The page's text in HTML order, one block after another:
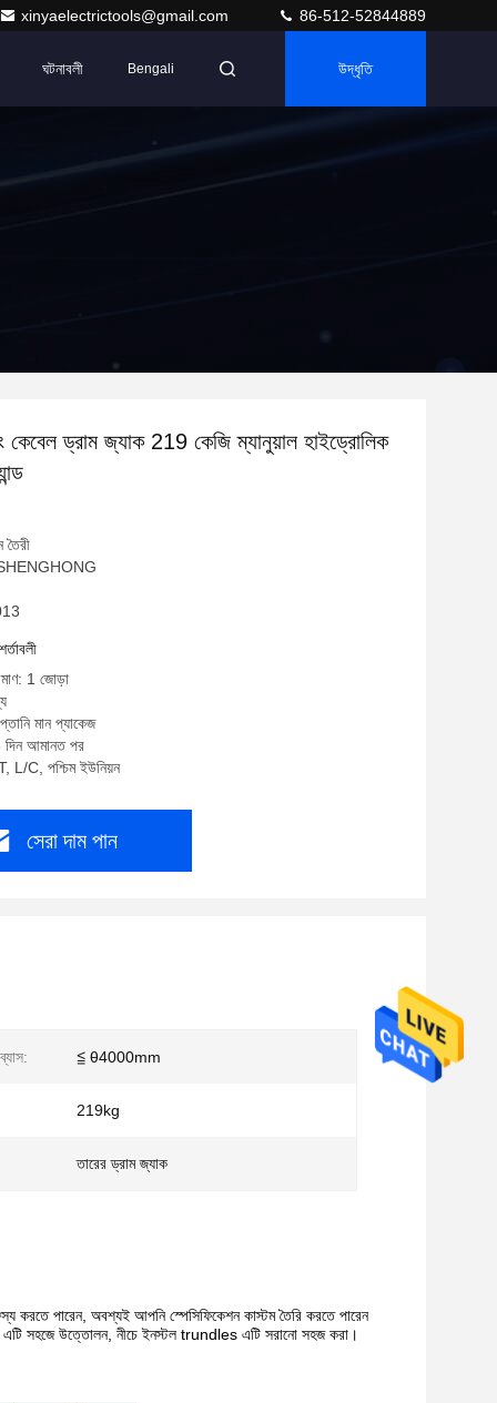
xinyaelectrictools@gmail.com 86-512-52844889
ঘটনাবলী Bengali উদ্ধৃতি
কেবেল ড্রাম জ্যাক 219 কেজি ম্যানুয়াল হাইড্রোলিক
SHENGHONG
1 জোড়া
মান প্যাকেজ
দিন আমানত পর
L/C, পশ্চিম ইউনিয়ন
সেরা দাম পান
≦ θ4000mm
219kg
তারের ড্রাম জ্যাক
করতে পারেন, অবশ্যই আপনি স্পেসিফিকেশন কাস্টম তৈরি করতে পারেন
সহজে উত্তোলন, নীচে ইনস্টল trundles এটি সরানো সহজ করা।